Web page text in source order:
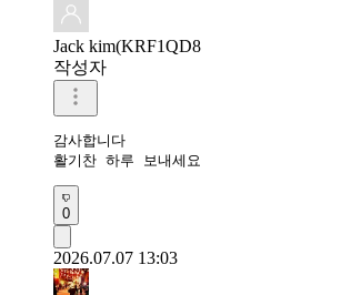
Jack kim(KRF1QD8
작성자
감사합니다
활기찬 하루 보내세요
0
2026.07.07 13:03